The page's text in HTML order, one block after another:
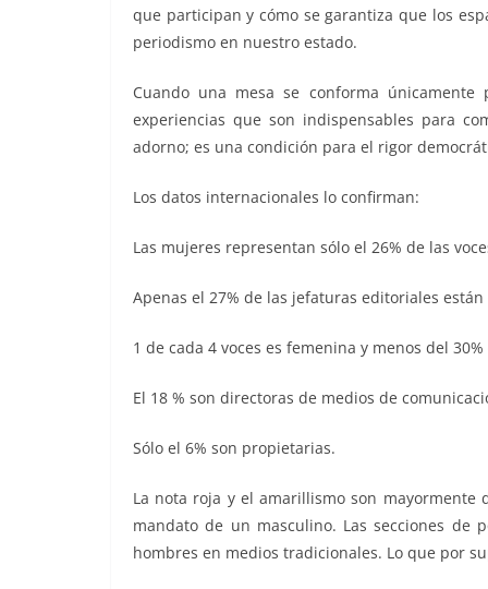
que participan y cómo se garantiza que los
periodismo en nuestro estado.
Cuando una mesa se conforma
experiencias que son indispensables para
adorno; es una condición para el rigor
Los datos internacionales lo confirman:
Las mujeres representan sólo el 26% de las
Apenas el 27% de las jefaturas editoriales
1 de cada 4 voces es femenina y menos del
El 18 % son directoras de medios de
Sólo el 6% son propietarias.
La nota roja y el amarillismo son
mandato de un masculino. Las secciones de
hombres en medios tradicionales. Lo que por